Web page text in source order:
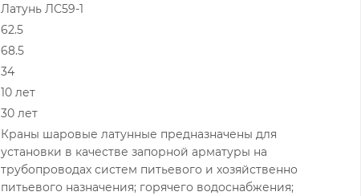
Латунь ЛС59-1
62.5
68.5
34
10 лет
30 лет
Краны шаровые латунные предназначены для
установки в качестве запорной арматуры на
трубопроводах систем питьевого и хозяйственно
питьевого назначения; горячего водоснабжения;